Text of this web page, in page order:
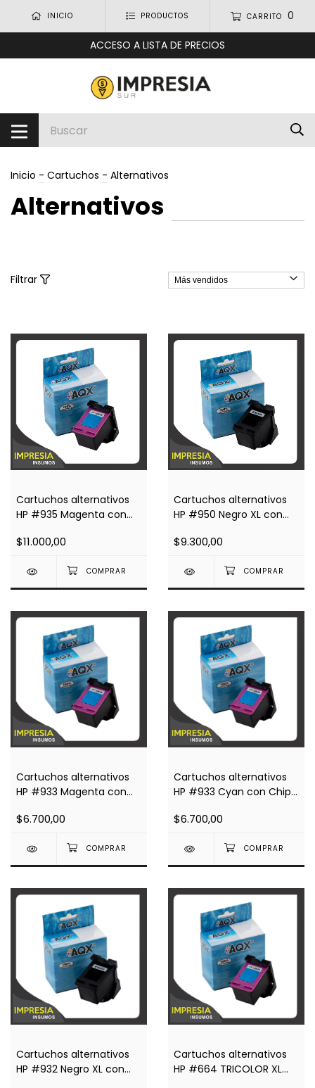
INICIO PRODUCTOS CARRITO 0
ACCESO A LISTA DE PRECIOS
Inicio - Cartuchos - Alternativos
Alternativos
Filtrar
Cartuchos alternativos
HP #935 Magenta con
6230, 6830
$11.000,00
Cartuchos alternativos
HP #950 Negro XL con
Officejet pro 8100, 8600,
$9.300,00
Cartuchos alternativos
HP #933 Magenta con
7610, 7612
$6.700,00
Cartuchos alternativos
HP #933 Cyan con Chip
7612
$6.700,00
Cartuchos alternativos
HP #932 Negro XL con
Cartuchos alternativos
HP #664 TRICOLOR XL